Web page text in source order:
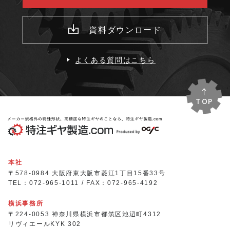
資料ダウンロード
よくある質問はこちら
TOP
本社
〒578-0984 大阪府東大阪市菱江1丁目15番33号
TEL：072-965-1011 / FAX：072-965-4192
横浜事務所
〒224-0053 神奈川県横浜市都筑区池辺町4312
リヴィエールKYK 302